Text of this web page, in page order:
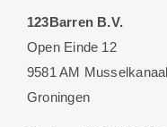
123Barren B.V.
Open Einde 12
9581 AM Musselkanaal
Groningen